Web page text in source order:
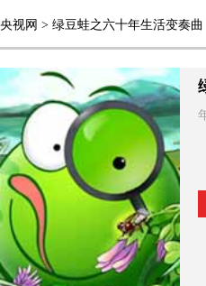
央视网 > 绿豆蛙之六十年生活变奏曲